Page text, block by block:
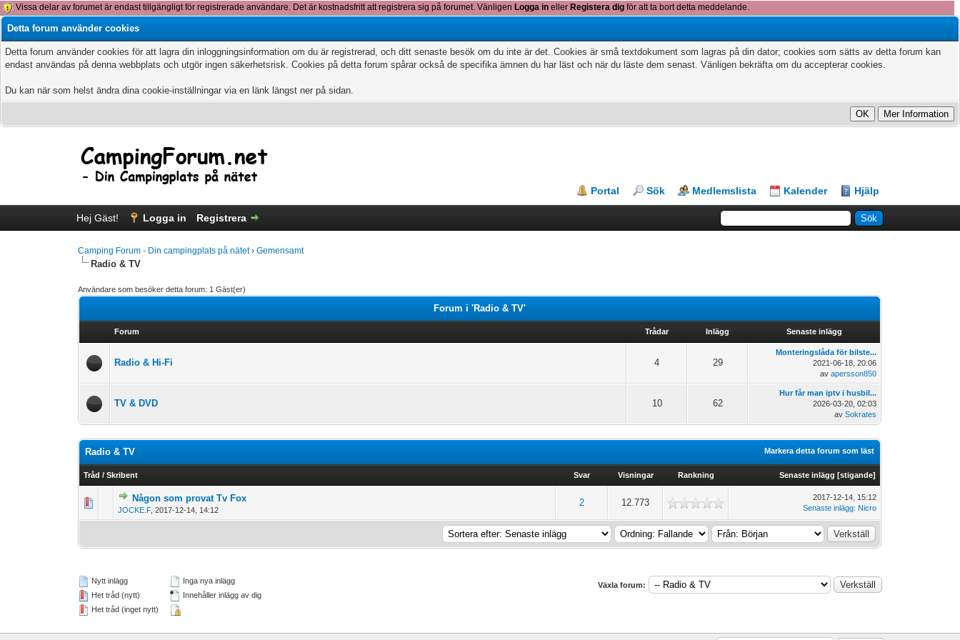
Vissa delar av forumet är endast tillgängligt för registrerade användare. Det är kostnadsfritt att registrera sig på forumet. Vänligen Logga in eller Registera dig för att ta bort detta meddelande.
Detta forum använder cookies
Detta forum använder cookies för att lagra din inloggningsinformation om du är registrerad, och ditt senaste besök om du inte är det. Cookies är små textdokument som lagras på din dator; cookies som sätts av detta forum kan
endast användas på denna webbplats och utgör ingen säkerhetsrisk. Cookies på detta forum spårar också de specifika ämnen du har läst och när du läste dem senast. Vänligen bekräfta om du accepterar cookies.
Du kan när som helst ändra dina cookie-inställningar via en länk längst ner på sidan.
Portal Sök Medlemslista Kalender Hjälp
Hej Gäst! Logga in Registrera
Camping Forum - Din campingplats på nätet›Gemensamt
Radio & TV
Användare som besöker detta forum: 1 Gäst(er)
Forum i 'Radio & TV'
Forum Trådar Inlägg Senaste inlägg
Radio & Hi-Fi 4 29
Monteringslåda för bilste...
2021-06-18, 20:06
avapersson850
TV & DVD 10 62
Hur får man iptv i husbil...
2026-03-20, 02:03
avSokrates
Markera detta forum som läst
Radio & TV
Tråd /Skribent Svar Visningar Rankning Senaste inlägg [stigande]
Någon som provat Tv Fox
JOCKE.F,2017-12-14, 14:12
2 12.773
0 Vote(s) - 0 out of 5 in Average
2017-12-14, 15:12
Senaste inlägg: Nicro
Nytt inlägg
Het tråd (nytt)
Het tråd (inget nytt)
Inga nya inlägg
Innehåller inlägg av dig
Växla forum: